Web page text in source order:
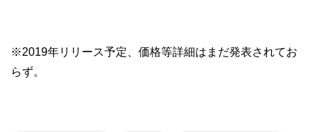
※2019年リリース予定、価格等詳細はまだ発表されてお
らず。